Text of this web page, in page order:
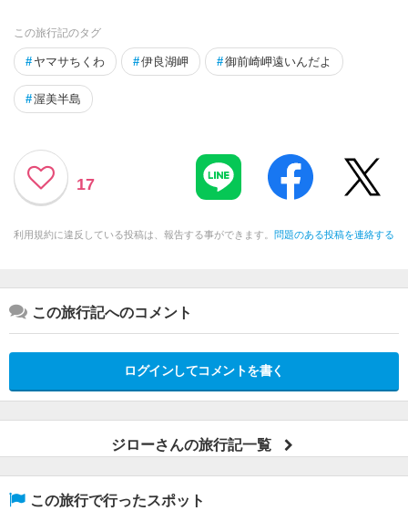
この旅行記のタグ
# ヤマサちくわ #伊良湖岬 #御前崎岬遠いんだよ
#渥美半島
17
利用規約に違反している投稿は、報告する事ができます。 問題のある投稿を連絡する
この旅行記へのコメント
ログインしてコメントを書く
ジローさんの旅行記一覧
この旅行で行ったスポット